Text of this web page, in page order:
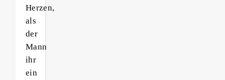
Herzen,
als
der
Mann
ihr
ein